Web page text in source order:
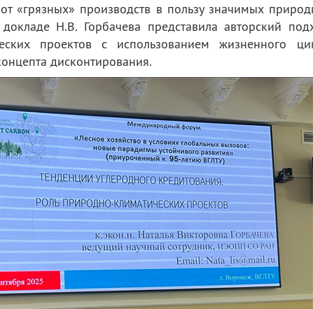
«грязных» производств в пользу значимых
Н.В. Горбачева представила авторский
проектов с использованием жизненного
дисконтирования.